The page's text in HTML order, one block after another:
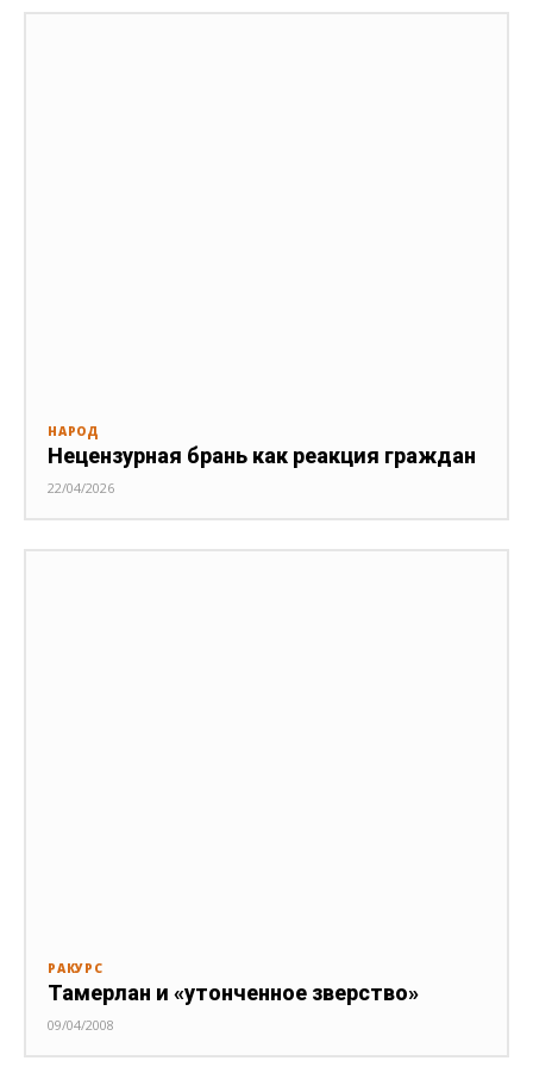
НАРОД
Нецензурная брань как реакция граждан
22/04/2026
РАКУРС
Тамерлан и «утонченное зверство»
09/04/2008